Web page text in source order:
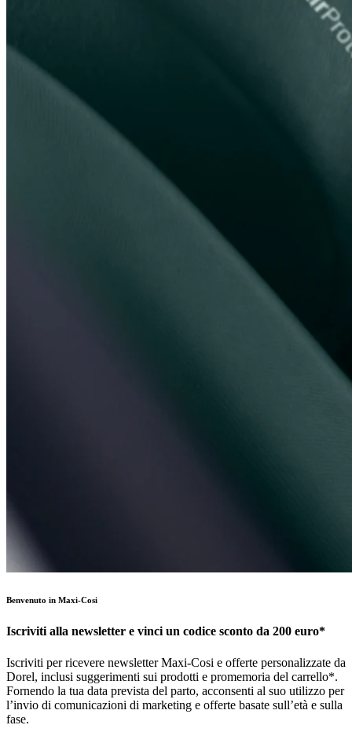
Benvenuto in Maxi-Cosi
Iscriviti alla newsletter e vinci un codice sconto da 200 euro*
Iscriviti per ricevere newsletter Maxi-Cosi e offerte personalizzate da
Dorel, inclusi suggerimenti sui prodotti e promemoria del carrello*.
Fornendo la tua data prevista del parto, acconsenti al suo utilizzo per
l’invio di comunicazioni di marketing e offerte basate sull’età e sulla
fase.